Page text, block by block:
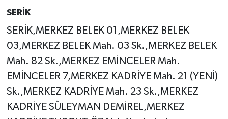
SERİK
SERİK,MERKEZ BELEK 01,MERKEZ BELEK
03,MERKEZ BELEK Mah. 03 Sk.,MERKEZ BELEK
Mah. 82 Sk.,MERKEZ EMİNCELER Mah.
EMİNCELER 7,MERKEZ KADRİYE Mah. 21 (YENİ)
Sk.,MERKEZ KADRİYE Mah. 23 Sk.,MERKEZ
KADRİYE SÜLEYMAN DEMİREL,MERKEZ